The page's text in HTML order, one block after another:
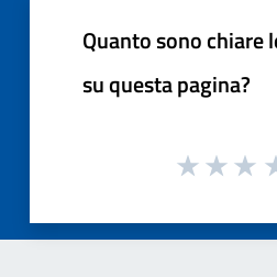
Quanto sono chiare
su questa pagina?